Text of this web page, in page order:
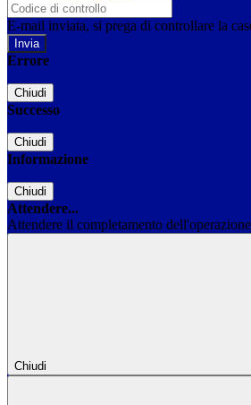
E-mail inviata, si prega di controllare la
Errore
Chiudi
Successo
Chiudi
Informazione
Chiudi
Attendere...
Attendere il completamento
Chiudi